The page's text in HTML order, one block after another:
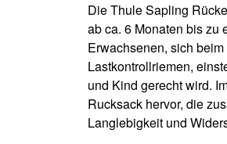
Die Thule Sapling
ab ca. 6 Monaten bis zu
Erwachsenen, sich
Lastkontrollriemen,
und Kind gerecht wird.
Rucksack hervor, die
Langlebigkeit und